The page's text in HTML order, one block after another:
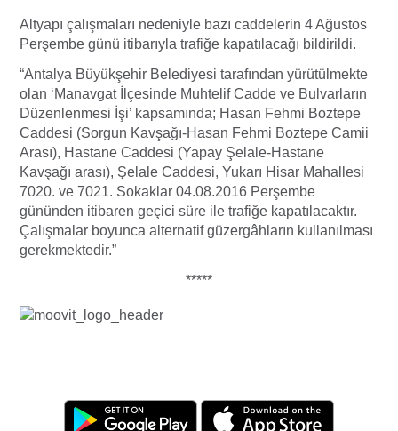
Altyapı çalışmaları nedeniyle bazı caddelerin 4 Ağustos
Perşembe günü itibarıyla trafiğe kapatılacağı bildirildi.
“Antalya Büyükşehir Belediyesi tarafından yürütülmekte
olan ‘Manavgat İlçesinde Muhtelif Cadde ve Bulvarların
Düzenlenmesi İşi’ kapsamında; Hasan Fehmi Boztepe
Caddesi (Sorgun Kavşağı-Hasan Fehmi Boztepe Camii
Arası), Hastane Caddesi (Yapay Şelale-Hastane
Kavşağı arası), Şelale Caddesi, Yukarı Hisar Mahallesi
7020. ve 7021. Sokaklar 04.08.2016 Perşembe
gününden itibaren geçici süre ile trafiğe kapatılacaktır.
Çalışmalar boyunca alternatif güzergâhların kullanılması
gerekmektedir.”
*****